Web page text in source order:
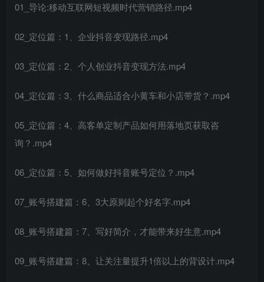
01_导论:移动互联网短视频时代营销路径.mp4
02_定位篇：1、企业抖音变现路径.mp4
03_定位篇：2、个人创业抖音变现方法.mp4
04_定位篇：3、什么商品适合小黄车和小店带货？.mp4
05_定位篇：4、高客单定制产品如何用落地页获取咨
询？.mp4
06_定位篇：5、如何做好抖音账号定位？.mp4
07_账号搭建篇：6、3大原则起个好名字.mp4
08_账号搭建篇：7、写好简介，才能带来好生意.mp4
09_账号搭建篇：8、让关注量提升1倍以上的背设计.mp4